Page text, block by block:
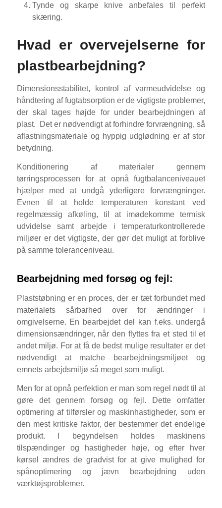
Tynde og skarpe knive anbefales til perfekt
skæring.
Hvad er overvejelserne for
plastbearbejdning?
Dimensionsstabilitet, kontrol af varmeudvidelse og
håndtering af fugtabsorption er de vigtigste problemer,
der skal tages højde for under bearbejdningen af
plast.
Det er nødvendigt at forhindre forvrængning, så
aflastningsmateriale og hyppig udglødning er af stor
betydning.
Konditionering af materialer gennem
tørringsprocessen for at opnå fugtbalanceniveauet
hjælper med at undgå yderligere forvrængninger.
Evnen til at holde temperaturen konstant ved
regelmæssig afkøling, til at imødekomme termisk
udvidelse samt arbejde i temperaturkontrollerede
miljøer er det vigtigste, der gør det muligt at forblive
på samme toleranceniveau.
Bearbejdning med forsøg og fejl:
Plaststøbning er en proces, der er tæt forbundet med
materialets sårbarhed over for ændringer i
omgivelserne. En bearbejdet del kan f.eks. undergå
dimensionsændringer, når den flyttes fra et sted til et
andet miljø. For at få de bedst mulige resultater er det
nødvendigt at matche bearbejdningsmiljøet og
emnets arbejdsmiljø så meget som muligt.
Men for at opnå perfektion er man som regel nødt til at
gøre det gennem forsøg og fejl. Dette omfatter
optimering af tilførsler og maskinhastigheder, som er
den mest kritiske faktor, der bestemmer det endelige
produkt. I begyndelsen holdes maskinens
tilspændinger og hastigheder høje, og efter hver
kørsel ændres de gradvist for at give mulighed for
spånoptimering og jævn bearbejdning uden
værktøjsproblemer.